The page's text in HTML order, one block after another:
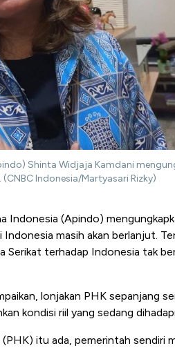
Shinta Widjaja Kamdani
Indonesia/Martyasari Rizky)
Indonesia (Apindo)
masih akan berlanjut.
Serikat terhadap Indonesia tak
lonjakan PHK sepanjang
kondisi riil yang sedang
itu ada, pemerintah sendiri